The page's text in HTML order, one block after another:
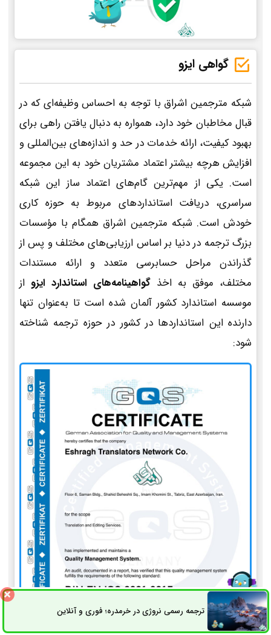
گواهی ایزو
شبکه مترجمین اشراق با توجه به احساس وظیفه‌ای که در
قبال مخاطبان خود دارد، همواره به دنبال یافتن راهی برای
بهبود کیفیت، ارائه خدمات در حد و اندازه‌های بین‌المللی و
افزایش هرچه بیشتر اعتماد مشتریان خود به این مجموعه
است. یکی از مهم‌ترین گام‌های اعتماد ساز این شبکه
سراسری، دریافت استانداردهای مربوط به حوزه کاری
خودش است. شبکه مترجمین اشراق همگام با مؤسسات
بزرگ ترجمه در دنیا بر اساس ارزیابی‌های مختلف و پس از
گذراندن مراحل حسابرسی متعدد و ارائه مستندات
مختلف، موفق به اخذ گواهینامه‌های استاندارد ایزو از
موسسه استاندارد کشور آلمان شده است تا به‌عنوان تنها
دارنده این استانداردها در کشور در حوزه ترجمه شناخته
شود:
ترجمه رسمی نروژی در خرمدره؛ فوری و آنلاینثبت سفارش راه های ارتباطی